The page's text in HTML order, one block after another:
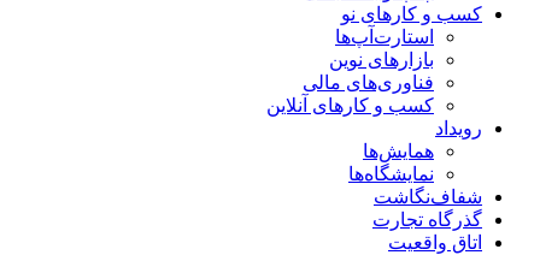
کسب و کارهای نو
استارت‌آپ‌ها
بازارهای نوین
فناوری‌های مالی
کسب و کارهای آنلاین
رویداد
همایش‌ها
نمایشگاه‌ها
شفاف‌نگاشت
گذرگاه تجارت
اتاق واقعیت